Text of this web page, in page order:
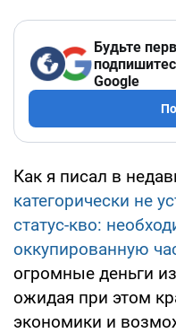
Будьте
Google
Как я писал в
категорически не
статус-кво:
оккупированную
огромные деньги
ожидая при этом
экономики и